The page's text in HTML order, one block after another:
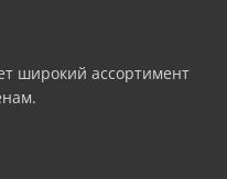
широкий ассортимент